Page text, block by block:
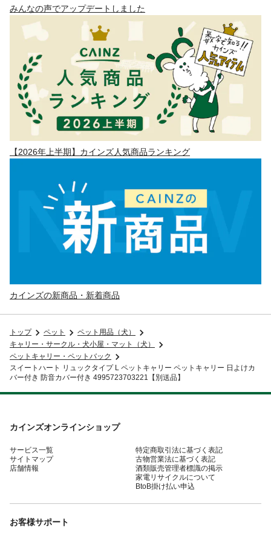
みんなの声でアップデートしました
【2026年上半期】カインズ人気商品ランキング
カインズの新商品・新着商品
トップ ペット
ペット用品（犬）
キャリー・サークル・犬小屋・マット（犬）
ペットキャリー・ペットバック
スイートハート リュックタイプ L ペットキャリー ペットキャリー 日よけカ
バー付き 防音カバー付き 4995723703221【別送品】
カインズオンラインショップ
サービス一覧
サイトマップ
店舗情報
特定商取引法に基づく表記
古物営業法に基づく表記
酒類販売管理者標識の掲示
家電リサイクルについて
BtoB掛け払い申込
お客様サポート